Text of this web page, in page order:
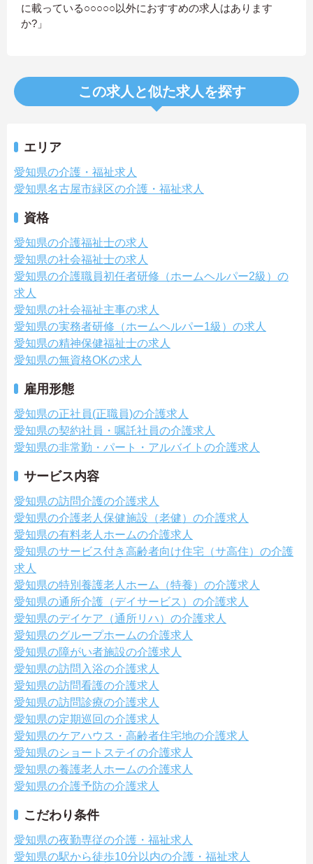
に載っている○○○○○以外におすすめの求人はあります
か?」
この求人と似た求人を探す
エリア
愛知県の介護・福祉求人
愛知県名古屋市緑区の介護・福祉求人
資格
愛知県の介護福祉士の求人
愛知県の社会福祉士の求人
愛知県の介護職員初任者研修（ホームヘルパー2級）の
求人
愛知県の社会福祉主事の求人
愛知県の実務者研修（ホームヘルパー1級）の求人
愛知県の精神保健福祉士の求人
愛知県の無資格OKの求人
雇用形態
愛知県の正社員(正職員)の介護求人
愛知県の契約社員・嘱託社員の介護求人
愛知県の非常勤・パート・アルバイトの介護求人
サービス内容
愛知県の訪問介護の介護求人
愛知県の介護老人保健施設（老健）の介護求人
愛知県の有料老人ホームの介護求人
愛知県のサービス付き高齢者向け住宅（サ高住）の介護
求人
愛知県の特別養護老人ホーム（特養）の介護求人
愛知県の通所介護（デイサービス）の介護求人
愛知県のデイケア（通所リハ）の介護求人
愛知県のグループホームの介護求人
愛知県の障がい者施設の介護求人
愛知県の訪問入浴の介護求人
愛知県の訪問看護の介護求人
愛知県の訪問診療の介護求人
愛知県の定期巡回の介護求人
愛知県のケアハウス・高齢者住宅地の介護求人
愛知県のショートステイの介護求人
愛知県の養護老人ホームの介護求人
愛知県の介護予防の介護求人
こだわり条件
愛知県の夜勤専従の介護・福祉求人
愛知県の駅から徒歩10分以内の介護・福祉求人